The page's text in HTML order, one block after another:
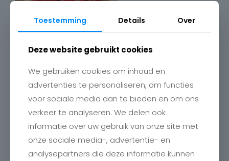
Contact
Charlotte
Romboutstraat 24
Toestemming Details Over
Deze website gebruikt cookies
We gebruiken cookies om inhoud en
advertenties te personaliseren, om functies
voor sociale media aan te bieden en om ons
verkeer te analyseren. We delen ook
informatie over uw gebruik van onze site met
onze sociale media-, advertentie- en
analysepartners die deze informatie kunnen